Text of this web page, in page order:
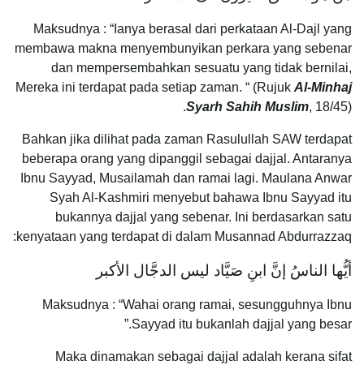
Maksudnya : “Ianya berasal dari perkataan Al-Dajl yang
membawa makna menyembunyikan perkara yang sebenar
dan mempersembahkan sesuatu yang tidak bernilai,
Mereka ini terdapat pada setiap zaman. “ (Rujuk Al-Minhaj
Syarh Sahih Muslim, 18/45).
Bahkan jika dilihat pada zaman Rasulullah SAW terdapat
beberapa orang yang dipanggil sebagai dajjal. Antaranya
Ibnu Sayyad, Musailamah dan ramai lagi. Maulana Anwar
Syah Al-Kashmiri menyebut bahawa Ibnu Sayyad itu
bukannya dajjal yang sebenar. Ini berdasarkan satu
kenyataan yang terdapat di dalam Musannad Abdurrazzaq:
أيُّها الناسُ إنَّ ابنِ صَيَّاد ليس الدجَّال الأكبر
Maksudnya : “Wahai orang ramai, sesungguhnya Ibnu
Sayyad itu bukanlah dajjal yang besar.”
Maka dinamakan sebagai dajjal adalah kerana sifat